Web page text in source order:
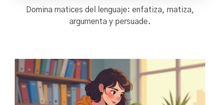
Domina matices del lenguaje: enfatiza, matiza,
argumenta y persuade.